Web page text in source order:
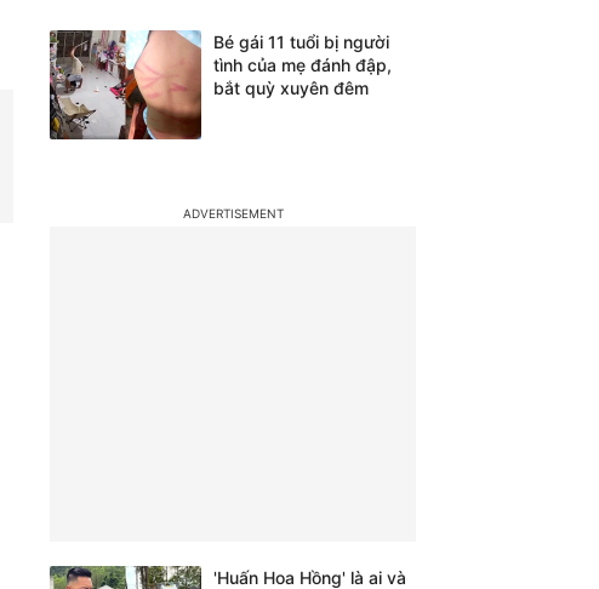
Bé gái 11 tuổi bị người
tình của mẹ đánh đập,
bắt quỳ xuyên đêm
'Huấn Hoa Hồng' là ai và